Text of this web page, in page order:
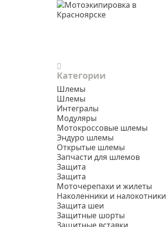
Категории
Шлемы
Шлемы
Интегралы
Модуляры
Мотокроссовые шлемы
Эндуро шлемы
Открытые шлемы
Запчасти для шлемов
Защита
Защита
Моточерепахи и жилеты
Наколенники и налокотники
Защита шеи
Защитные шорты